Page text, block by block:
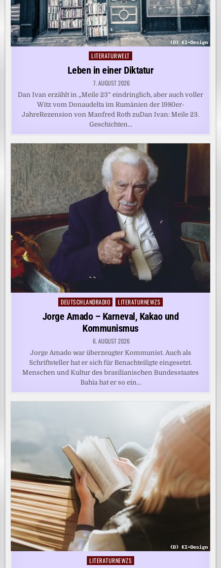
Posted
in
LITERATURWELT
Leben in einer Diktatur
7. AUGUST 2026
Dan Ivan erzählt in „Meile 23“ eindringlich, aber auch voller
Witz vom Donaudelta im Rumänien der 1980er-
JahreRezension von Manfred Roth zuDan Ivan: Meile 23.
Geschichten…
Posted
DEUTSCHLANDRADIO LITERATURNEWZS
Jorge Amado – Karneval, Kakao und
Kommunismus
6. AUGUST 2026
Jorge Amado war überzeugter Kommunist. Auch als
Schriftsteller hat er sich für Benachteiligte eingesetzt.
Menschen und Kultur des brasilianischen Bundesstaates
Bahia hat er so ein…
Posted
LITERATURNEWZS